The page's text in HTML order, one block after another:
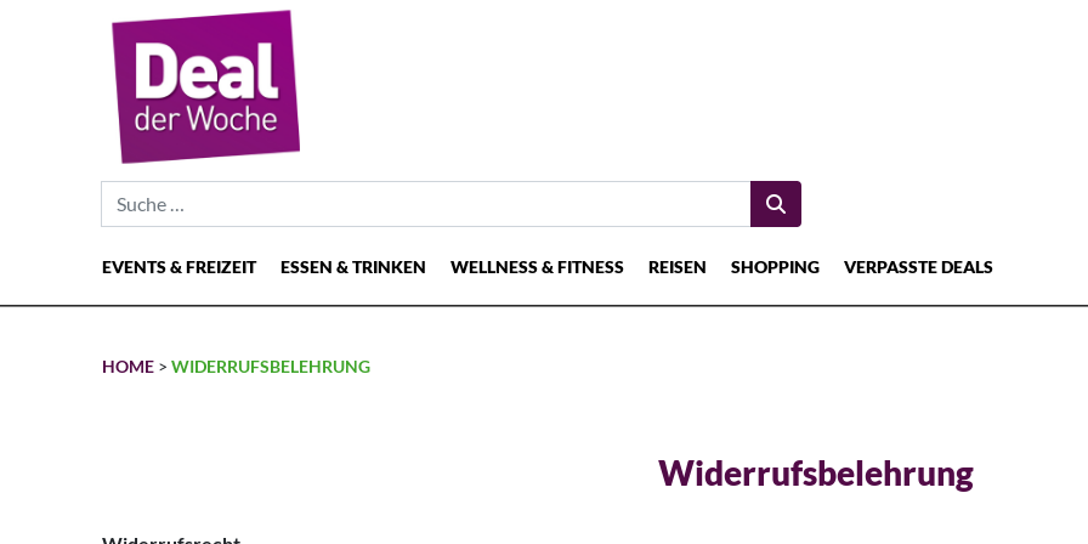
Suche nach:
Hauptnavigation
EVENTS & FREIZEIT ESSEN & TRINKEN WELLNESS & FITNESS REISEN SHOPPING VERPASSTE DEALS
HOME > WIDERRUFSBELEHRUNG
Widerrufsbelehrung